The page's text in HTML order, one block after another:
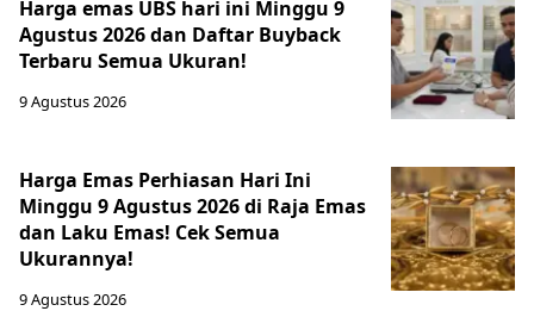
Harga emas UBS hari ini Minggu 9
Agustus 2026 dan Daftar Buyback
Terbaru Semua Ukuran!
9 Agustus 2026
Harga Emas Perhiasan Hari Ini
Minggu 9 Agustus 2026 di Raja Emas
dan Laku Emas! Cek Semua
Ukurannya!
9 Agustus 2026